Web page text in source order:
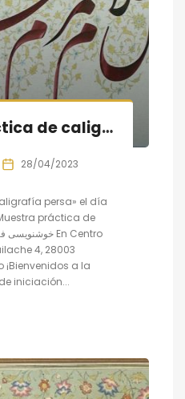
Muestra práctica de caligrafía persa
28/04/2023
persa» el día
práctica de
4, 28003
¡Bienvenidos a la
iniciación...